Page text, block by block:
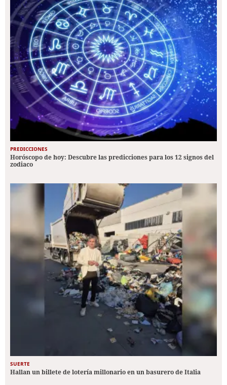
PREDICCIONES
Horóscopo de hoy: Descubre las predicciones para los 12 signos del
zodiaco
SUERTE
Hallan un billete de lotería millonario en un basurero de Italia